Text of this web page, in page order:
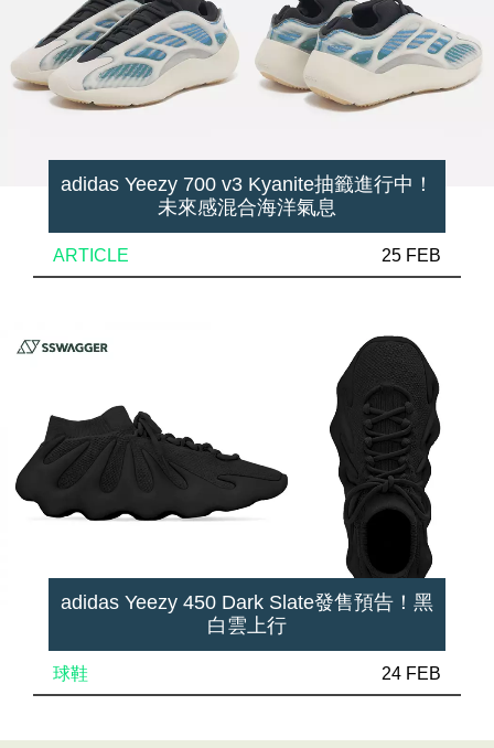
adidas Yeezy 700 v3 Kyanite抽籤進行中！
未來感混合海洋氣息
ARTICLE 25 FEB
adidas Yeezy 450 Dark Slate發售預告！黑
白雲上行
球鞋 24 FEB